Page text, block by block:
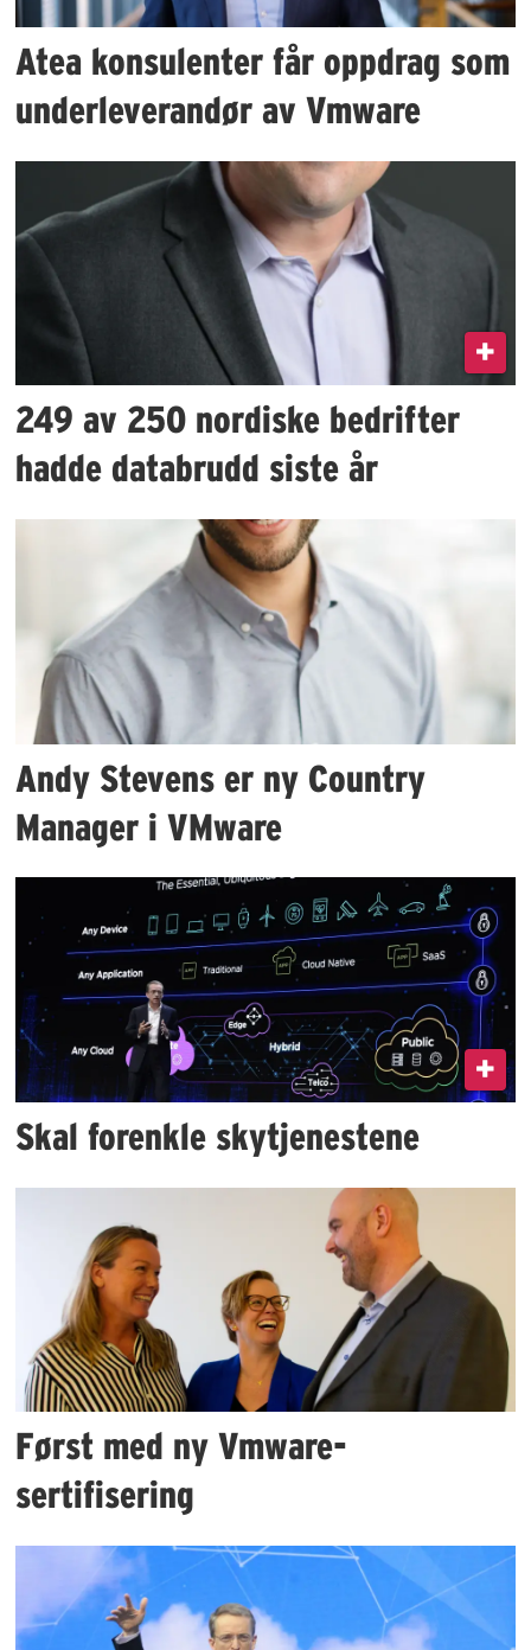
Atea konsulenter får oppdrag som
underleverandør av Vmware
249 av 250 nordiske bedrifter
hadde databrudd siste år
Andy Stevens er ny Country
Manager i VMware
Skal forenkle skytjenestene
Først med ny Vmware-
sertifisering